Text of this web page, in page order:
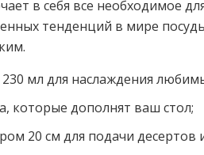
в себя все необходимое
тенденций в мире
мл для наслаждения
которые дополнят ваш стол;
20 см для подачи десертов